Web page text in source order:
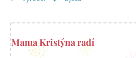
Mama Kristýna radí